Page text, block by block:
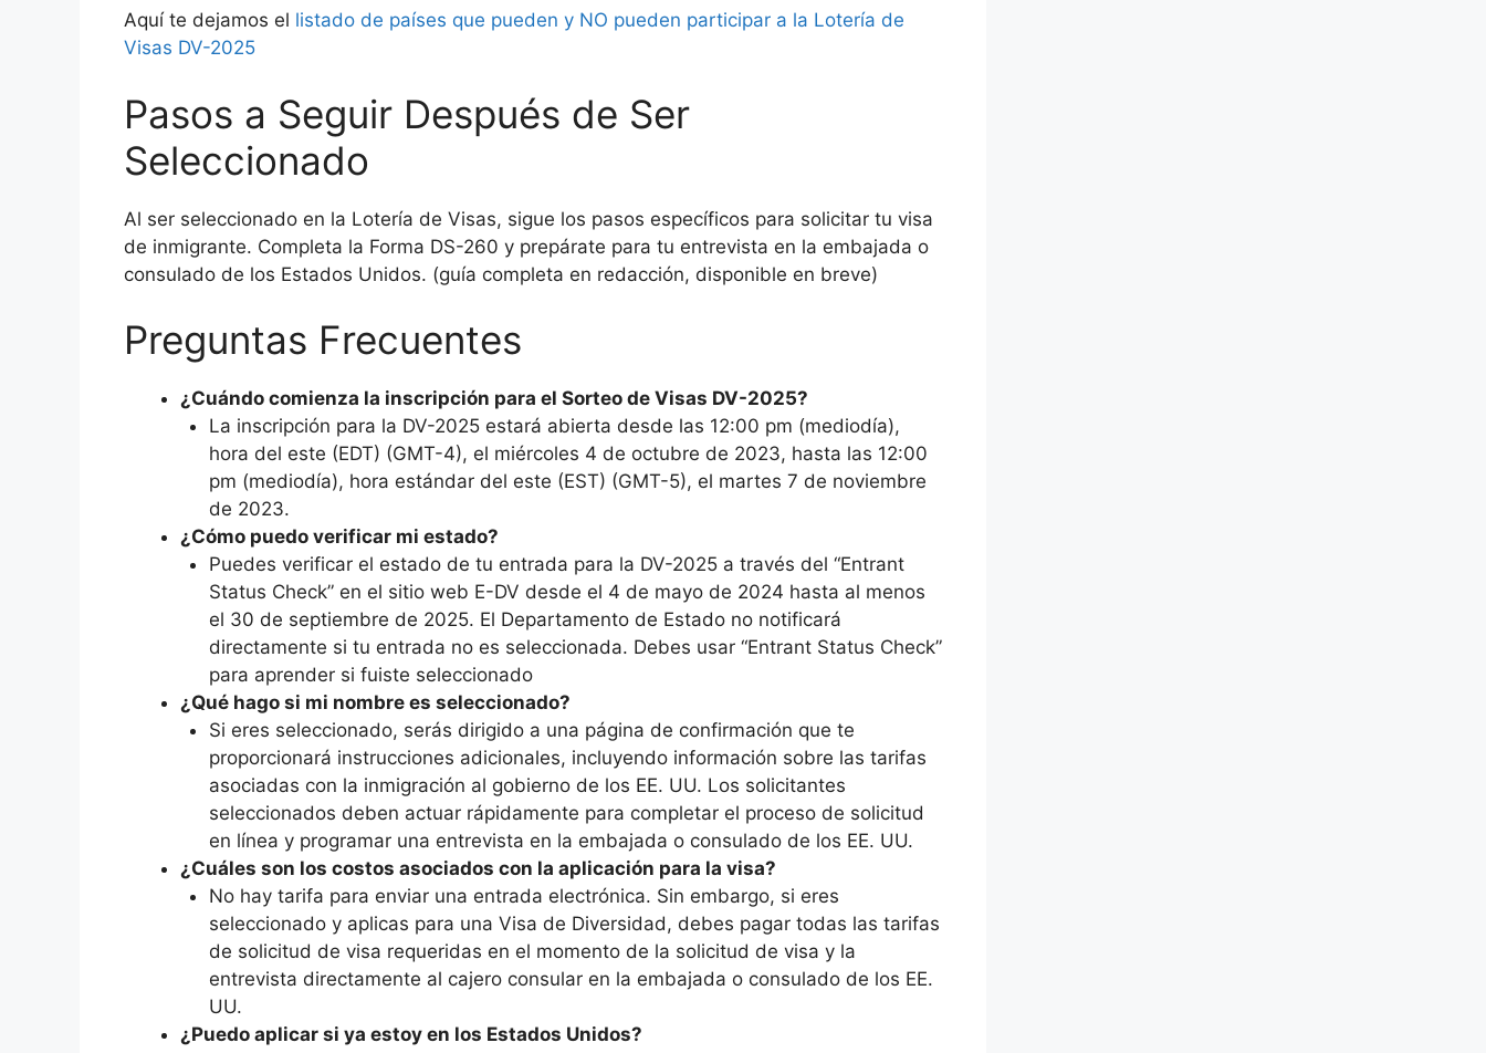
Aquí te dejamos el listado de países que pueden y NO pueden participar a la Lotería de
Visas DV-2025
Pasos a Seguir Después de Ser
Seleccionado
Al ser seleccionado en la Lotería de Visas, sigue los pasos específicos para solicitar tu visa
de inmigrante. Completa la Forma DS-260 y prepárate para tu entrevista en la embajada o
consulado de los Estados Unidos. (guía completa en redacción, disponible en breve)
Preguntas Frecuentes
¿Cuándo comienza la inscripción para el Sorteo de Visas DV-2025?
La inscripción para la DV-2025 estará abierta desde las 12:00 pm (mediodía),
hora del este (EDT) (GMT-4), el miércoles 4 de octubre de 2023, hasta las 12:00
pm (mediodía), hora estándar del este (EST) (GMT-5), el martes 7 de noviembre
de 2023.
¿Cómo puedo verificar mi estado?
Puedes verificar el estado de tu entrada para la DV-2025 a través del “Entrant
Status Check” en el sitio web E-DV desde el 4 de mayo de 2024 hasta al menos
el 30 de septiembre de 2025. El Departamento de Estado no notificará
directamente si tu entrada no es seleccionada. Debes usar “Entrant Status Check”
para aprender si fuiste seleccionado
¿Qué hago si mi nombre es seleccionado?
Si eres seleccionado, serás dirigido a una página de confirmación que te
proporcionará instrucciones adicionales, incluyendo información sobre las tarifas
asociadas con la inmigración al gobierno de los EE. UU. Los solicitantes
seleccionados deben actuar rápidamente para completar el proceso de solicitud
en línea y programar una entrevista en la embajada o consulado de los EE. UU.
¿Cuáles son los costos asociados con la aplicación para la visa?
No hay tarifa para enviar una entrada electrónica. Sin embargo, si eres
seleccionado y aplicas para una Visa de Diversidad, debes pagar todas las tarifas
de solicitud de visa requeridas en el momento de la solicitud de visa y la
entrevista directamente al cajero consular en la embajada o consulado de los EE.
UU.
¿Puedo aplicar si ya estoy en los Estados Unidos?